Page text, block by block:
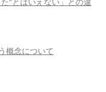
概念について